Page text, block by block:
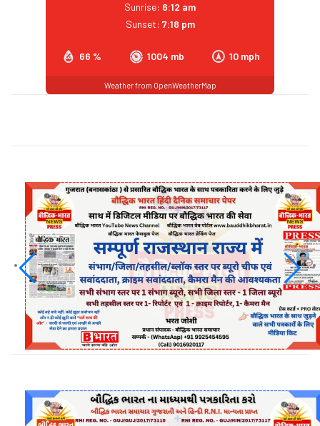
66 % 1004 mb 10 mph
Sunrise: 6:12 am
Sunset: 7:18 pm
Weather from OpenWeatherMap